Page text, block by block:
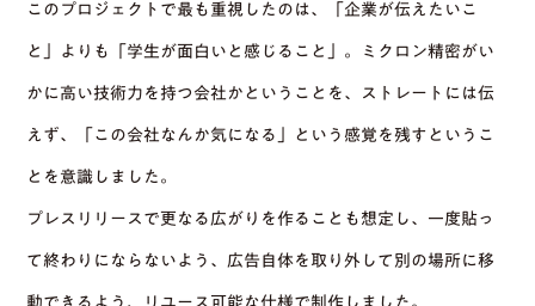
このプロジェクトで最も重視したのは、「企業が伝えたいこ
と」よりも「学生が面白いと感じること」。ミクロン精密がい
かに高い技術力を持つ会社かということを、ストレートには伝
えず、「この会社なんか気になる」という感覚を残すというこ
とを意識しました。
プレスリリースで更なる広がりを作ることも想定し、一度貼っ
て終わりにならないよう、広告自体を取り外して別の場所に移